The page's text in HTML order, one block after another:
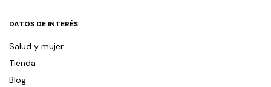
DATOS DE INTERÉS
Salud y mujer
Tienda
Blog